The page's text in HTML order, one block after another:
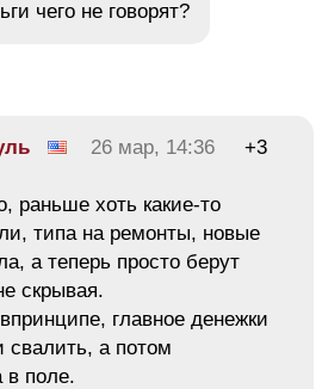
чего не говорят?
26 мар, 14:36 +3
раньше хоть какие-то
типа на ремонты, новые
а теперь просто берут
скрывая.
главное денежки
свалить, а потом
в поле.